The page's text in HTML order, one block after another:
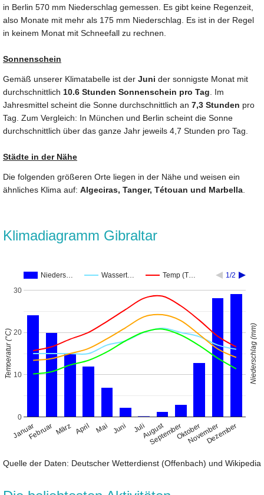
in Berlin 570 mm Niederschlag gemessen. Es gibt keine Regenzeit,
also Monate mit mehr als 175 mm Niederschlag. Es ist in der Regel
in keinem Monat mit Schneefall zu rechnen.
Sonnenschein
Gemäß unserer Klimatabelle ist der Juni der sonnigste Monat mit
durchschnittlich 10.6 Stunden Sonnenschein pro Tag. Im
Jahresmittel scheint die Sonne durchschnittlich an 7,3 Stunden pro
Tag. Zum Vergleich: In München und Berlin scheint die Sonne
durchschnittlich über das ganze Jahr jeweils 4,7 Stunden pro Tag.
Städte in der Nähe
Die folgenden größeren Orte liegen in der Nähe und weisen ein
ähnliches Klima auf: Algeciras, Tanger, Tétouan und Marbella.
Klimadiagramm Gibraltar
Nieders… Wassert… Temp (T… 1/2
JanuarFebruar März April Mai Juni JuliAugust
SeptemberOktober
NovemberDezember
0
10
20
30
Temperatur (°C) Niederschlag (mm)
Quelle der Daten: Deutscher Wetterdienst (Offenbach) und Wikipedia